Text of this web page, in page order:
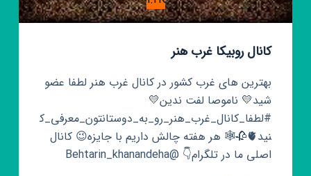
کانال روبیکا غرب هنر
بهترین های غرب کشور در کانال غرب هنر لطفا عضو
شید💛 ناموصا لفت ندین💛
#لطفا_کانال_غرب_هنر_رو_به_دوستانتون_معرفی_ک
نید🫀🥀🕸 هر هفته چالش داریم با جایزه😉 کانال
اصلی ما در تلگرام👇 @Behtarin_khanandeha